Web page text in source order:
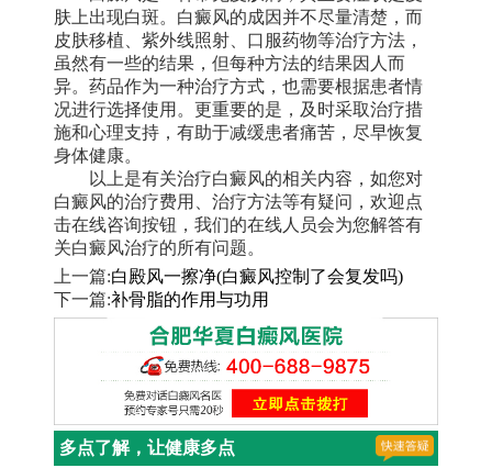
肤上出现白斑。白癜风的成因并不尽量清楚，而
皮肤移植、紫外线照射、口服药物等治疗方法，
虽然有一些的结果，但每种方法的结果因人而
异。药品作为一种治疗方式，也需要根据患者情
况进行选择使用。更重要的是，及时采取治疗措
施和心理支持，有助于减缓患者痛苦，尽早恢复
身体健康。
以上是有关治疗白癜风的相关内容，如您对
白癜风的治疗费用、治疗方法等有疑问，欢迎点
击在线咨询按钮，我们的在线人员会为您解答有
关白癜风治疗的所有问题。
上一篇:白殿风一擦净(白癜风控制了会复发吗)
下一篇:补骨脂的作用与功用
多点了解，让健康多点